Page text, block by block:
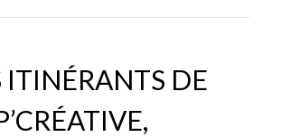
ITINÉRANTS DE